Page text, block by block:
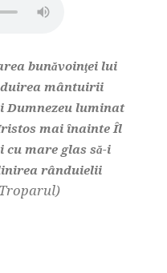
bunăvoinţei lui
mântuirii
Dumnezeu luminat
mai înainte Îl
cu mare glas să-i
rânduielii